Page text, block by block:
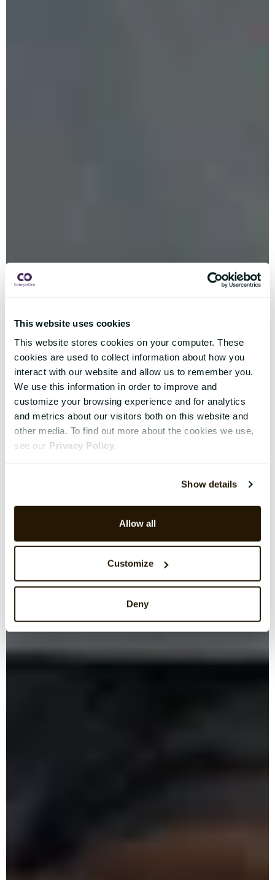
This website uses cookies
This website stores cookies on your computer. These
cookies are used to collect information about how you
interact with our website and allow us to remember you.
We use this information in order to improve and
customize your browsing experience and for analytics
and metrics about our visitors both on this website and
other media. To find out more about the cookies we use,
see our Privacy Policy.
Show details
Allow all
Customize
Deny